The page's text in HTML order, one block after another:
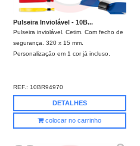
Pulseira Inviolável - 10B...
Pulseira inviolável. Cetim. Com fecho de
segurança. 320 x 15 mm.
Personalização em 1 cor já incluso.
REF.: 10BR94970
DETALHES
colocar no carrinho